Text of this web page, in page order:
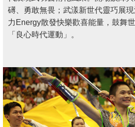
礡、勇敢無畏；武漾新世代靈巧展
力Energy散發快樂歡喜能量，鼓舞
「良心時代運動」。